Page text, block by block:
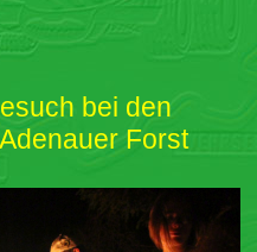
bei den
Forst